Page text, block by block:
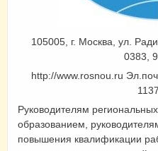
105005, г. Москва, ул.
0383,
http://www.rosnou.ru
Руководителям
образованием,
повышения квалификации